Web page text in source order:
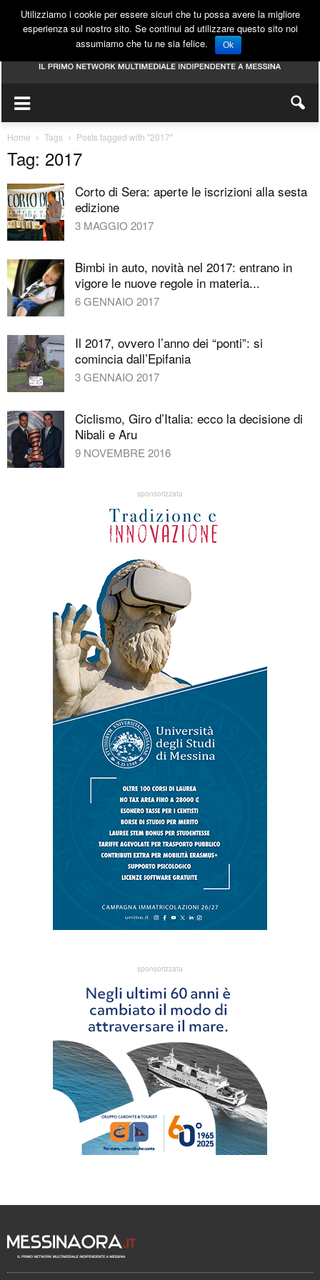
Home Tags Posts tagged with "2017"
Tag: 2017
Corto di Sera: aperte le iscrizioni alla sesta
edizione
3 MAGGIO 2017
Bimbi in auto, novità nel 2017: entrano in
vigore le nuove regole in materia...
6 GENNAIO 2017
Il 2017, ovvero l’anno dei “ponti”: si
comincia dall’Epifania
3 GENNAIO 2017
Ciclismo, Giro d’Italia: ecco la decisione di
Nibali e Aru
9 NOVEMBRE 2016
sponsorizzata
sponsorizzata
Utilizziamo i cookie per essere sicuri che tu possa avere la migliore
esperienza sul nostro sito. Se continui ad utilizzare questo sito noi
assumiamo che tu ne sia felice.
Ok